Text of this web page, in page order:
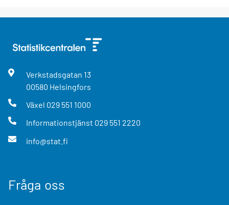
Verkstadsgatan 13
00580 Helsingfors
Växel 029 551 1000
Informationstjänst 029 551 2220
info@stat.fi
Fråga oss